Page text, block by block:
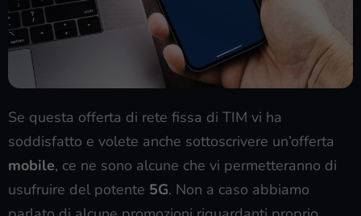
Se questa offerta di rete fissa di TIM vi ha
soddisfatto e volete anche sottoscrivere un’offerta
mobile, ce ne sono alcune che vi permetteranno di
usufruire del potente 5G. Non a caso abbiamo